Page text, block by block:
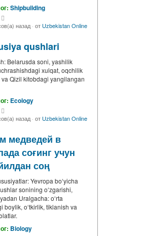
Shipbuilding
назад· от Uzbekistan Online
qushlari
Belarusda soni, yashilik
xulqat, oqchilik
Qizil kitobdagi yangilangan
Ecology
назад· от Uzbekistan Online
медведей в
соғинг учун
соң
Yevropa boʻyicha
sonining oʻzgarishi,
Uralgacha: oʻrta
boylik, oʻtkirlik, tiklanish va
Biology